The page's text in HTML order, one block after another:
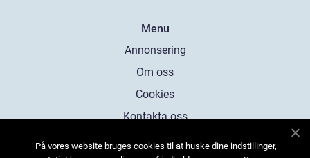
Menu
Annonsering
Om oss
Cookies
Kontakta oss
På vores website bruges cookies til at huske dine indstillinger,